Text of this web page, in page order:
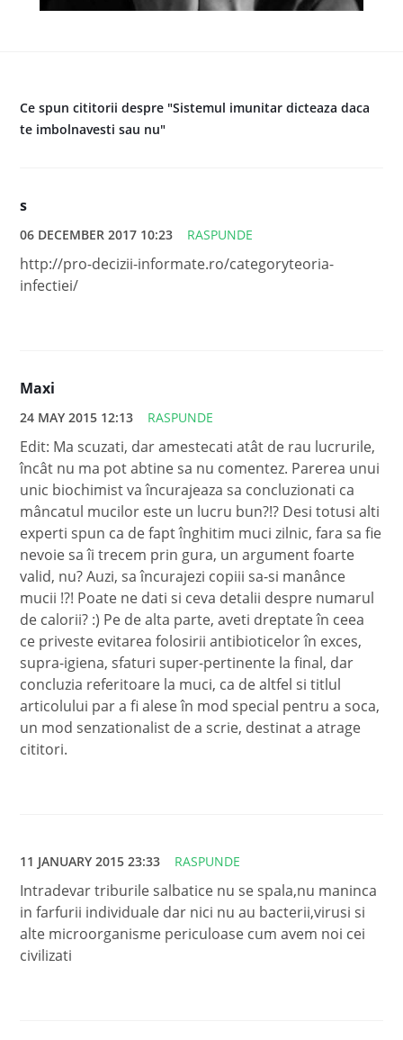
Ce spun cititorii despre "Sistemul imunitar dicteaza daca
te imbolnavesti sau nu"
s
06 DECEMBER 2017 10:23 RASPUNDE
http://pro-decizii-informate.ro/categoryteoria-
infectiei/
Maxi
24 MAY 2015 12:13 RASPUNDE
Edit: Ma scuzati, dar amestecati atât de rau lucrurile,
încât nu ma pot abtine sa nu comentez. Parerea unui
unic biochimist va încurajeaza sa concluzionati ca
mâncatul mucilor este un lucru bun?!? Desi totusi alti
experti spun ca de fapt înghitim muci zilnic, fara sa fie
nevoie sa îi trecem prin gura, un argument foarte
valid, nu? Auzi, sa încurajezi copiii sa-si manânce
mucii !?! Poate ne dati si ceva detalii despre numarul
de calorii? :) Pe de alta parte, aveti dreptate în ceea
ce priveste evitarea folosirii antibioticelor în exces,
supra-igiena, sfaturi super-pertinente la final, dar
concluzia referitoare la muci, ca de altfel si titlul
articolului par a fi alese în mod special pentru a soca,
un mod senzationalist de a scrie, destinat a atrage
cititori.
11 JANUARY 2015 23:33 RASPUNDE
Intradevar triburile salbatice nu se spala,nu maninca
in farfurii individuale dar nici nu au bacterii,virusi si
alte microorganisme periculoase cum avem noi cei
civilizati